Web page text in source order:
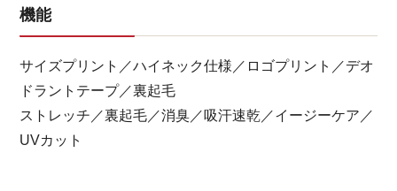
機能
サイズプリント／ハイネック仕様／ロゴプリント／デオ
ドラントテープ／裏起毛
ストレッチ／裏起毛／消臭／吸汗速乾／イージーケア／
UVカット